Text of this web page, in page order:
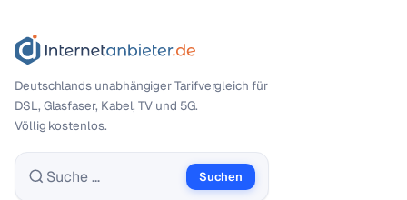
Deutschlands unabhängiger Tarif­vergleich für
DSL, Glasfaser, Kabel, TV und 5G.
Völlig kostenlos.
Suche nach:
Suchen